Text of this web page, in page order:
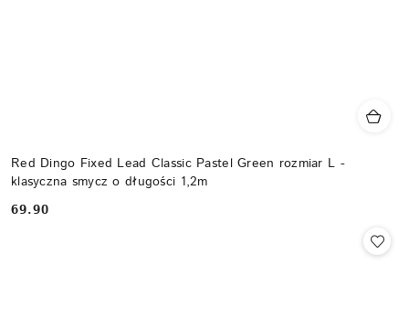
Red Dingo Fixed Lead Classic Pastel Green rozmiar L -
klasyczna smycz o długości 1,2m
Cena:
69.90